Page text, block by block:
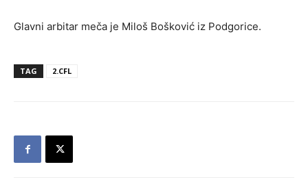
Glavni arbitar meča je Miloš Bošković iz Podgorice.
TAG 2.CFL